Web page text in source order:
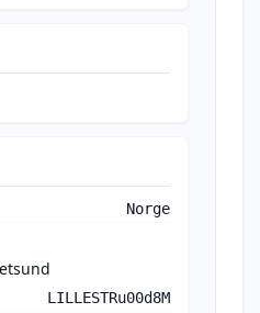
Norge
LILLESTRu00d8M